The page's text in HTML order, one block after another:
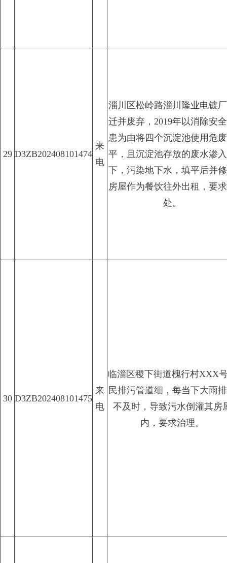
29 D3ZB202408101474
来
电
淄川区松岭路淄川隆业电镀
迁并废弃，2019年以消除安
患为由将四个沉淀池使用危
平，且沉淀池存放的废水渗
下，污染地下水，填平后并
房屋作为餐饮往外出租，要
处。
30 D3ZB202408101475
来
电
临淄区稷下街道槐行村XXX
民排污管道细，每当下大雨
不及时，导致污水倒灌其房
内，要求治理。